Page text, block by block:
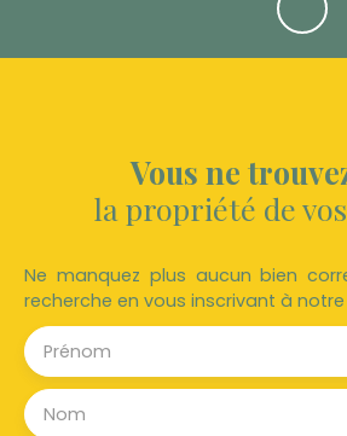
Vous ne
la propriété de
Ne manquez plus aucun bien
recherche en vous inscrivant à
Prénom
Nom